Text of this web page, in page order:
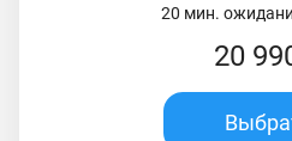
20 мин.
20